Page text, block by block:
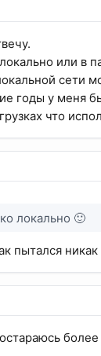
или в
сети
годы у меня
что
локально 🙂
пытался